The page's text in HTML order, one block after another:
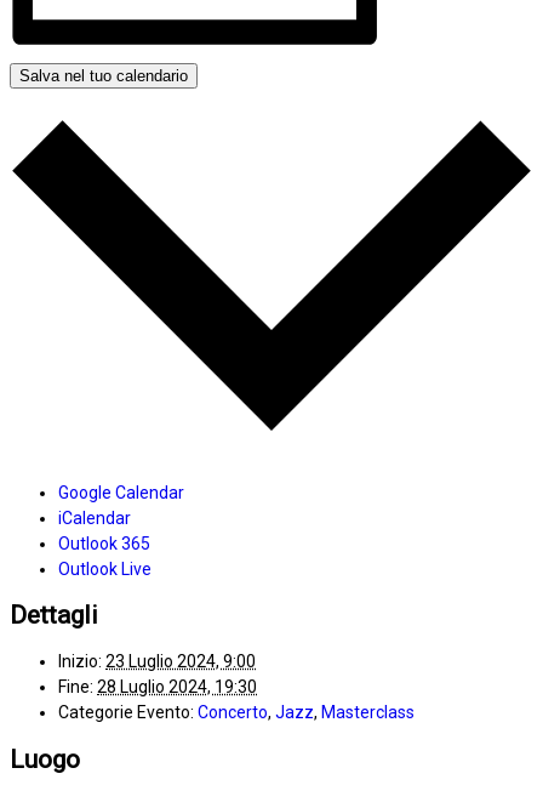
Salva nel tuo calendario
Google Calendar
iCalendar
Outlook 365
Outlook Live
Dettagli
Inizio: 23 Luglio 2024, 9:00
Fine: 28 Luglio 2024, 19:30
Categorie Evento: Concerto, Jazz, Masterclass
Luogo